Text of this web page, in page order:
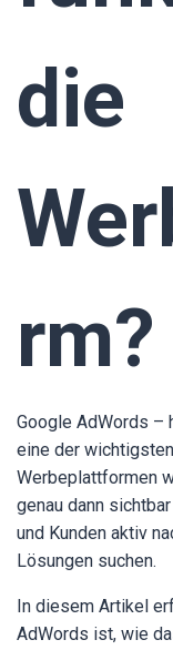
die
rm?
Google AdWords –
eine der
Werbeplattformen
genau dann
und Kunden aktiv
Lösungen suchen.
In diesem Artikel
AdWords ist, wie